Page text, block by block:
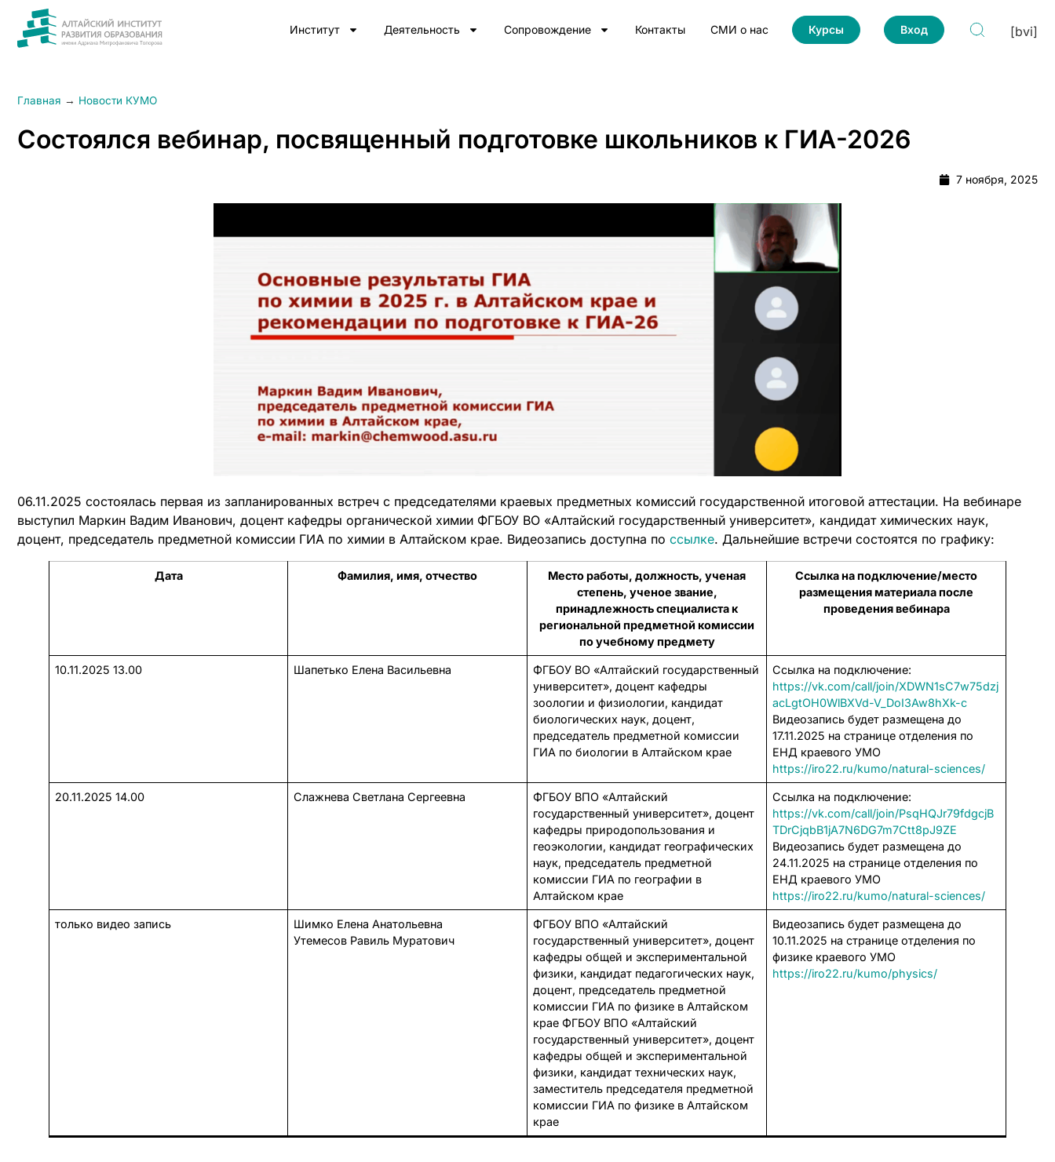
Институт Деятельность Сопровождение Контакты СМИ о нас Курсы Вход [bvi]
Главная → Новости КУМО
Состоялся вебинар, посвященный подготовке школьников к ГИА-2026
7 ноября, 2025
06.11.2025 состоялась первая из запланированных встреч с председателями краевых предметных комиссий государственной итоговой аттестации. На вебинаре
выступил Маркин Вадим Иванович, доцент кафедры органической химии ФГБОУ ВО «Алтайский государственный университет», кандидат химических наук,
доцент, председатель предметной комиссии ГИА по химии в Алтайском крае. Видеозапись доступна по ссылке. Дальнейшие встречи состоятся по графику:
Дата Фамилия, имя, отчество
Место работы, должность, ученая
степень, ученое звание,
принадлежность специалиста к
региональной предметной комиссии
по учебному предмету
Ссылка на подключение/место
размещения материала после
проведения вебинара
10.11.2025 13.00 Шапетько Елена Васильевна
ФГБОУ ВО «Алтайский государственный
университет», доцент кафедры
зоологии и физиологии, кандидат
биологических наук, доцент,
председатель предметной комиссии
ГИА по биологии в Алтайском крае
Ссылка на подключение:
https://vk.com/call/join/XDWN1sC7w75dzj
acLgtOH0WlBXVd-V_DoI3Aw8hXk-c
Видеозапись будет размещена до
17.11.2025 на странице отделения по
ЕНД краевого УМО
https://iro22.ru/kumo/natural-sciences/
20.11.2025 14.00 Слажнева Светлана Сергеевна
ФГБОУ ВПО «Алтайский
государственный университет», доцент
кафедры природопользования и
геоэкологии, кандидат географических
наук, председатель предметной
комиссии ГИА по географии в
Алтайском крае
Ссылка на подключение:
https://vk.com/call/join/PsqHQJr79fdgcjB
TDrCjqbB1jA7N6DG7m7Ctt8pJ9ZE
Видеозапись будет размещена до
24.11.2025 на странице отделения по
ЕНД краевого УМО
https://iro22.ru/kumo/natural-sciences/
только видео запись
Шимко Елена Анатольевна
Утемесов Равиль Муратович
ФГБОУ ВПО «Алтайский
государственный университет», доцент
кафедры общей и экспериментальной
физики, кандидат педагогических наук,
доцент, председатель предметной
комиссии ГИА по физике в Алтайском
крае ФГБОУ ВПО «Алтайский
государственный университет», доцент
кафедры общей и экспериментальной
физики, кандидат технических наук,
заместитель председателя предметной
комиссии ГИА по физике в Алтайском
крае
Видеозапись будет размещена до
10.11.2025 на странице отделения по
физике краевого УМО
https://iro22.ru/kumo/physics/